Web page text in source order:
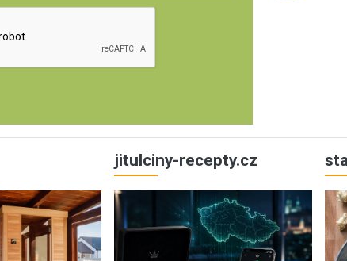
jitulciny-recepty.cz